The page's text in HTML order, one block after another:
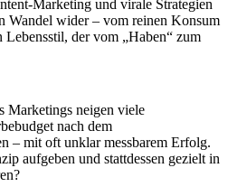
Marketing und virale Strategien
Wandel wider – vom reinen Konsum
der vom „Haben“ zum
Marketings neigen viele
nach dem
– mit oft unklar messbarem Erfolg.
aufgeben und stattdessen gezielt in